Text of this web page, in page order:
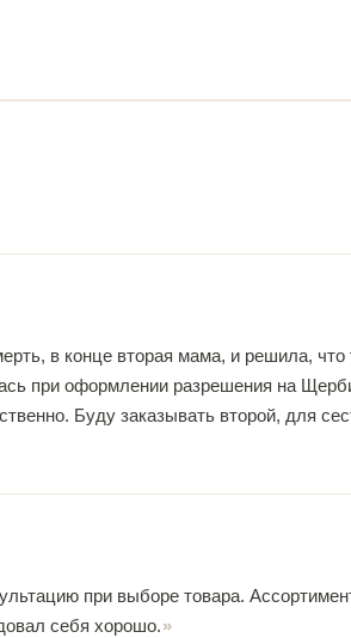
в конце вторая мама, и решила,
при оформлении разрешения на
Буду заказывать второй, для
при выборе товара.
себя хорошо.